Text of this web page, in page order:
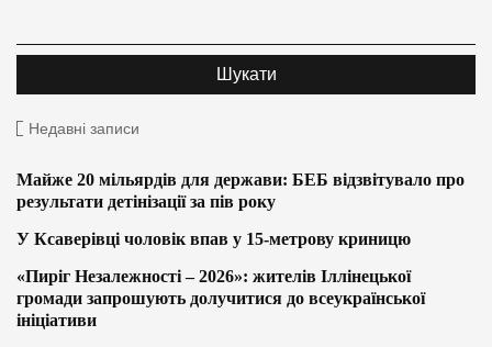
Недавні записи
Майже 20 мільярдів для держави: БЕБ відзвітувало про
результати детінізації за пів року
У Ксаверівці чоловік впав у 15-метрову криницю
«Пиріг Незалежності – 2026»: жителів Іллінецької
громади запрошують долучитися до всеукраїнської
ініціативи